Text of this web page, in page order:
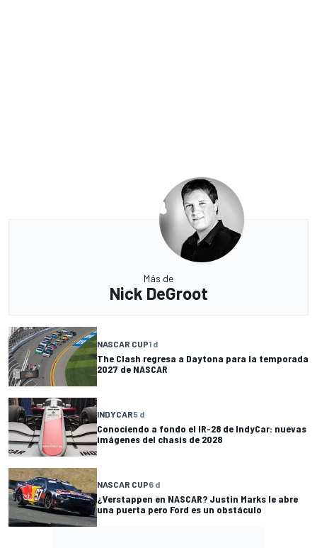
Más de
Nick DeGroot
NASCAR CUP1 d
The Clash regresa a Daytona para la temporada
2027 de NASCAR
INDYCAR5 d
Conociendo a fondo el IR-28 de IndyCar: nuevas
imágenes del chasis de 2028
NASCAR CUP6 d
¿Verstappen en NASCAR? Justin Marks le abre
una puerta pero Ford es un obstáculo